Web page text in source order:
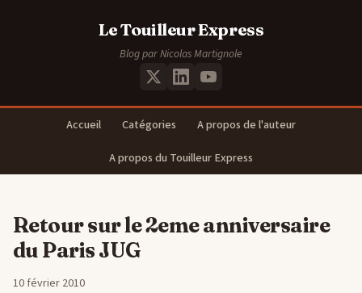
Le Touilleur Express
Blog par Nicolas Martignole
Accueil Catégories
A propos de l'auteur
A propos du Touilleur Express
Retour sur le 2eme anniversaire
du Paris JUG
10 février 2010